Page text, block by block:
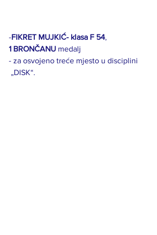
-FIKRET MUJKIĆ- klasa F 54,
1 BRONČANU medalj
- za osvojeno treće mjesto u disciplini
„DISK“.